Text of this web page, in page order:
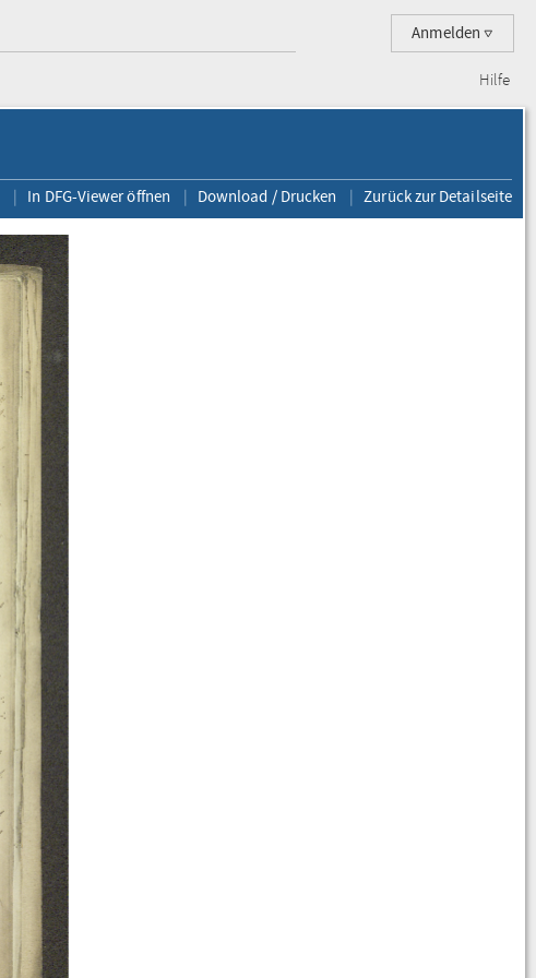
Anmelden
Hilfe
In DFG-Viewer öffnen Download / Drucken Zurück zur Detailseite